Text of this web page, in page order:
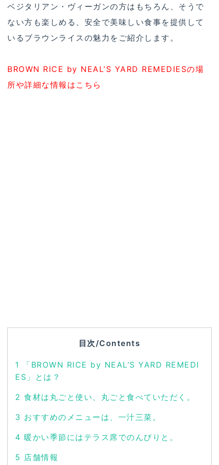
ベジタリアン・ヴィーガンの方はもちろん、そうで
ない方も楽しめる、安全で美味しい食事を提供して
いるブラウンライスの魅力をご紹介します。
BROWN RICE by NEAL’S YARD REMEDIESの場
所や詳細な情報はこちら
目次/Contents
1
「BROWN RICE by NEAL’S YARD REMEDI
ES」とは？
2 食材は丸ごと使い、丸ごと食べていただく。
3 おすすめのメニューは、一汁三菜。
4 暖かい季節にはテラス席でのんびりと。
5 店舗情報